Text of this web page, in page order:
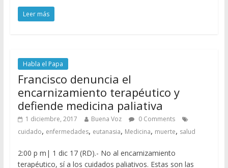
Leer más
Habla el Papa
Francisco denuncia el
encarnizamiento terapéutico y
defiende medicina paliativa
1 diciembre, 2017 Buena Voz
0 Comments
cuidado, enfermedades, eutanasia, Medicina, muerte, salud
2:00 p m| 1 dic 17 (RD).- No al encarnizamiento
terapéutico, sí a los cuidados paliativos. Estas son las